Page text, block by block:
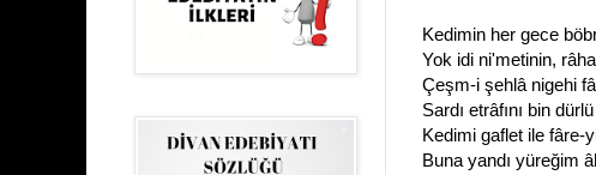
Kedimin her gece
Yok idi ni'metinin,
Çeşm-i şehlâ nigehi
Sardı etrâfını bin
Kedimi gaflet ile fâre-
Buna yandı yüreğim